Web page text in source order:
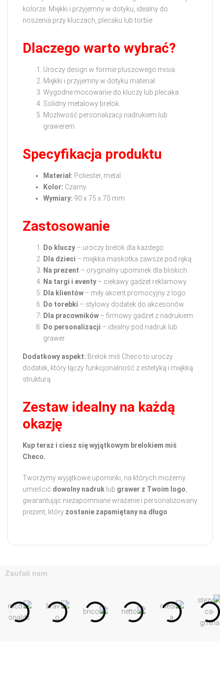
kolorze. Miękki i przyjemny w dotyku, idealny do
noszenia przy kluczach, plecaku lub torbie.
Dlaczego warto wybrać?
Uroczy design w formie pluszowego misia.
Miękki i przyjemny w dotyku materiał.
Wygodne mocowanie do kluczy lub plecaka.
Solidny metalowy brelok.
Możliwość personalizacji nadrukiem lub
grawerem.
Specyfikacja produktu
Materiał: Poliester, metal
Kolor: Czarny
Wymiary: 90 x 75 x 70 mm
Zastosowanie
Do kluczy – uroczy brelok dla każdego.
Dla dzieci – miękka maskotka zawsze pod ręką.
Na prezent – oryginalny upominek dla bliskich.
Na targi i eventy – ciekawy gadżet reklamowy.
Dla klientów – miły akcent promocyjny z logo.
Do torebki – stylowy dodatek do akcesoriów.
Dla pracowników – firmowy gadżet z nadrukiem.
Do personalizacji – idealny pod nadruk lub
grawer.
Dodatkowy aspekt: Brelok miś Checo to uroczy
dodatek, który łączy funkcjonalność z estetyką i miękką
strukturą.
Zestaw idealny na każdą
okazję
Kup teraz i ciesz się wyjątkowym brelokiem miś
Checo.
Tworzymy wyjątkowe upominki, na których możemy
umieścić dowolny nadruk lub grawer z Twoim logo
gwarantując niezapomniane wrażenie i personalizowany
prezent, który zostanie zapamiętany na długo
Zaufali nam